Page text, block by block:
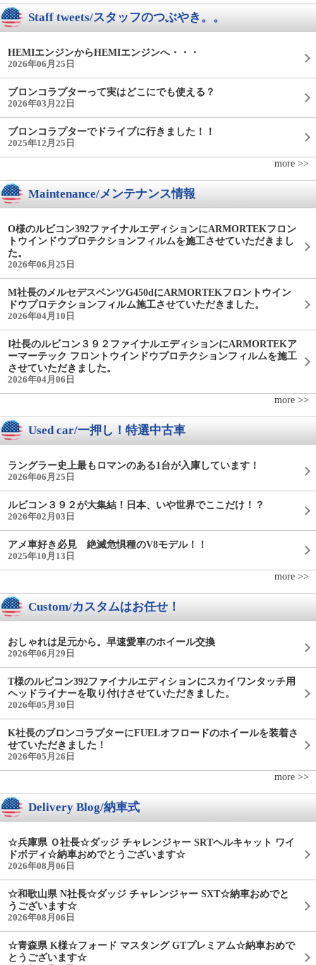
Staff tweets/スタッフのつぶやき。。
HEMIエンジンからHEMIエンジンへ・・・
2026年06月25日
ブロンコラプターって実はどこにでも使える？
2026年03月22日
ブロンコラプターでドライブに行きました！！
2025年12月25日
more >>
Maintenance/メンテナンス情報
O様のルビコン392ファイナルエディションにARMORTEKフロン
トウインドウプロテクションフィルムを施工させていただきまし
た。
2026年06月25日
M社長のメルセデスベンツG450dにARMORTEKフロントウイン
ドウプロテクションフィルム施工させていただきました。
2026年04月10日
I社長のルビコン３９２ファイナルエディションにARMORTEKア
ーマーテック フロントウインドウプロテクションフィルムを施工
させていただきました。
2026年04月06日
more >>
Used car/一押し！特選中古車
ラングラー史上最もロマンのある1台が入庫しています！
2026年06月25日
ルビコン３９２が大集結！日本、いや世界でここだけ！？
2026年02月03日
アメ車好き必見 絶滅危惧種のV8モデル！！
2025年10月13日
more >>
Custom/カスタムはお任せ！
おしゃれは足元から。早速愛車のホイール交換
2026年06月29日
T様のルビコン392ファイナルエディションにスカイワンタッチ用
ヘッドライナーを取り付けさせていただきました。
2026年05月30日
K社長のブロンコラプターにFUELオフロードのホイールを装着さ
せていただきました！
2026年05月26日
more >>
Delivery Blog/納車式
☆兵庫県 Ｏ社長☆ダッジ チャレンジャー SRTヘルキャット ワイ
ドボディ☆納車おめでとうございます☆
2026年08月06日
☆和歌山県 N社長☆ダッジ チャレンジャー SXT☆納車おめでと
うございます☆
2026年08月06日
☆青森県 K様☆フォード マスタング GTプレミアム☆納車おめで
とうございます☆